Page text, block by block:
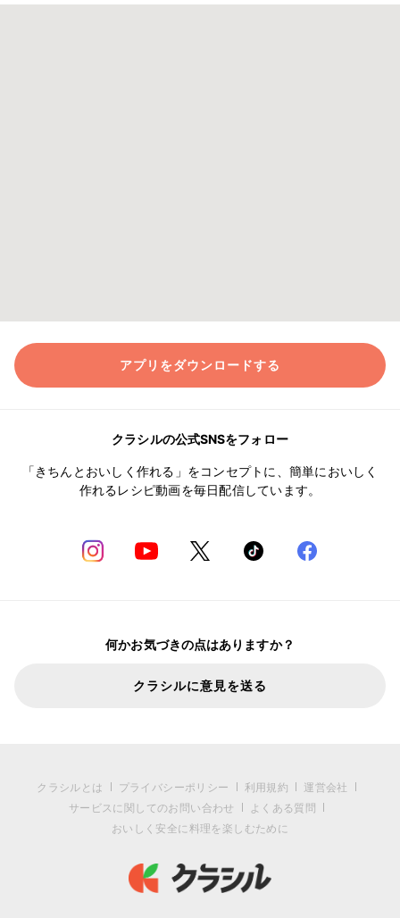
アプリをダウンロードする
クラシルの公式SNSをフォロー
「きちんとおいしく作れる」をコンセプトに、簡単においしく
作れるレシピ動画を毎日配信しています。
何かお気づきの点はありますか？
クラシルに意見を送る
クラシルとは プライバシーポリシー 利用規約
運営会社
サービスに関してのお問い合わせ
よくある質問
おいしく安全に料理を楽しむために